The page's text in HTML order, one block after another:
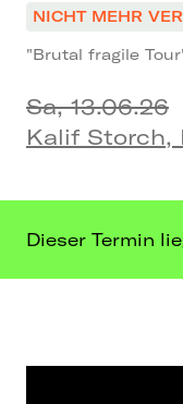
NICHT MEHR
"Brutal fragile
Sa, 13.06.26
Kalif Storch,
Dieser Termin